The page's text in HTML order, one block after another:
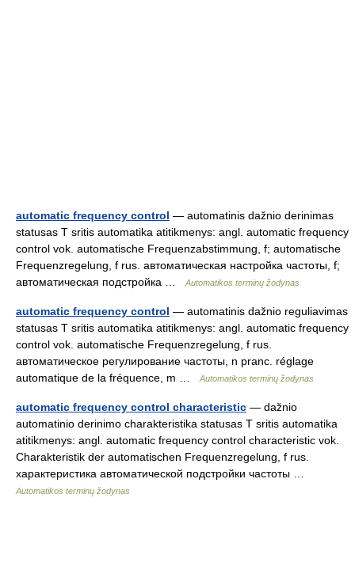
automatic frequency control — automatinis dažnio derinimas
statusas T sritis automatika atitikmenys: angl. automatic frequency
control vok. automatische Frequenzabstimmung, f; automatische
Frequenzregelung, f rus. автоматическая настройка частоты, f;
автоматическая подстройка …
Automatikos terminų žodynas
automatic frequency control — automatinis dažnio reguliavimas
statusas T sritis automatika atitikmenys: angl. automatic frequency
control vok. automatische Frequenzregelung, f rus.
автоматическое регулирование частоты, n pranc. réglage
automatique de la fréquence, m …
Automatikos terminų žodynas
automatic frequency control characteristic — dažnio
automatinio derinimo charakteristika statusas T sritis automatika
atitikmenys: angl. automatic frequency control characteristic vok.
Charakteristik der automatischen Frequenzregelung, f rus.
характеристика автоматической подстройки частоты …
Automatikos terminų žodynas